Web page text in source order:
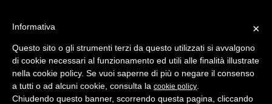
Indietro
×
Informativa
Questo sito o gli strumenti terzi da questo utilizzati si avvalgono
di cookie necessari al funzionamento ed utili alle finalità illustrate
nella cookie policy. Se vuoi saperne di più o negare il consenso
a tutti o ad alcuni cookie, consulta la cookie policy
Chiudendo questo banner, scorrendo questa pagina, cliccando